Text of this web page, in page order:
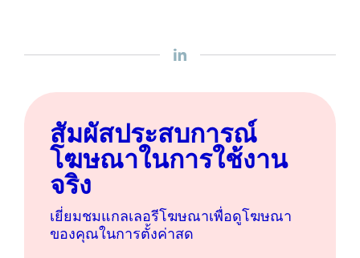
สัมผัสประสบการณ์
โฆษณาในการใช้งาน
จริง
เยี่ยมชมแกลเลอรีโฆษณาเพื่อดูโฆษณา
ของคุณในการตั้งค่าสด